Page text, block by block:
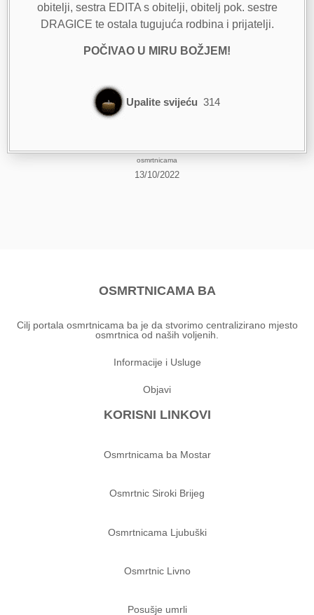
obitelji, sestra EDITA s obitelji, obitelj pok. sestre
DRAGICE te ostala tugujuća rodbina i prijatelji.
POČIVAO U MIRU BOŽJEM!
Upalite svijeću 314
osmrtnicama
13/10/2022
OSMRTNICAMA BA
Cilj portala osmrtnicama ba je da stvorimo centralizirano mjesto
osmrtnica od naših voljenih.
Informacije i Usluge
Objavi
KORISNI LINKOVI
Osmrtnicama ba Mostar
Osmrtnic Siroki Brijeg
Osmrtnicama Ljubuški
Osmrtnic Livno
Posušje umrli